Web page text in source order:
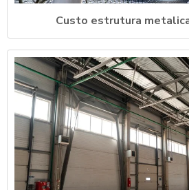
Custo estrutura